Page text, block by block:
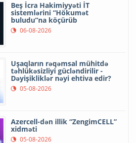
Beş İcra Hakimiyyəti İT
sistemlərini “Hökumət
buludu”na köçürüb
06-08-2026
Uşaqların rəqəmsal mühitdə
təhlükəsizliyi gücləndirilir -
Dəyişikliklər nəyi ehtiva edir?
05-08-2026
Azercell-dən illik “ZengimCELL”
xidməti
05-08-2026